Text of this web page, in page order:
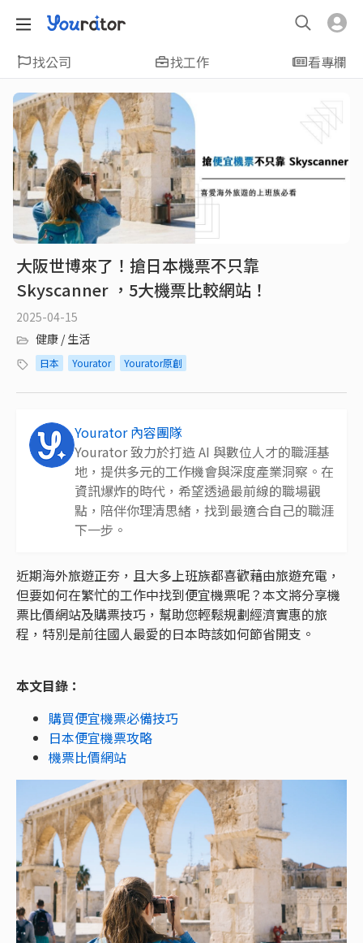
找公司 找工作 看專欄
大阪世博來了！搶日本機票不只靠
Skyscanner ，5大機票比較網站！
2025-04-15
健康 / 生活
日本 Yourator Yourator原創
Yourator 內容團隊
Yourator 致力於打造 AI 與數位人才的職涯基
地，提供多元的工作機會與深度產業洞察。在
資訊爆炸的時代，希望透過最前線的職場觀
點，陪伴你理清思緒，找到最適合自己的職涯
下一步。
近期海外旅遊正夯，且大多上班族都喜歡藉由旅遊充電，
但要如何在繁忙的工作中找到便宜機票呢？本文將分享機
票比價網站及購票技巧，幫助您輕鬆規劃經濟實惠的旅
程，特別是前往國人最愛的日本時該如何節省開支。
本文目錄：
購買便宜機票必備技巧
日本便宜機票攻略
機票比價網站